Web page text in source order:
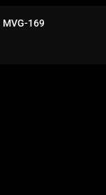
MVG-169